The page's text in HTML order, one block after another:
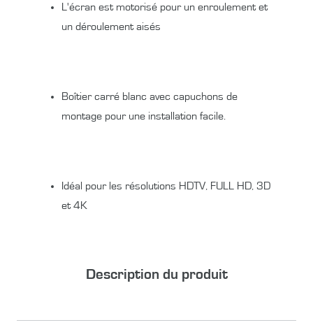
L'écran est motorisé pour un enroulement et
un déroulement aisés
Boîtier carré blanc avec capuchons de
montage pour une installation facile.
Idéal pour les résolutions HDTV, FULL HD, 3D
et 4K
Description du produit